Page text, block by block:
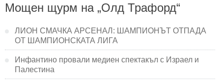
Мощен щурм на „Олд Трафорд“
ЛИОН СМАЧКА АРСЕНАЛ: ШАМПИОНЪТ ОТПАДА
ОТ ШАМПИОНСКАТА ЛИГА
Инфантино провали медиен спектакъл с Израел и
Палестина